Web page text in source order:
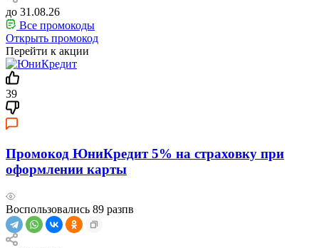
до 31.08.26
Все промокоды
Открыть промокод
Перейти к акции
39
Промокод ЮниКредит 5% на страховку при
оформлении карты
Воспользовались 89 разпв